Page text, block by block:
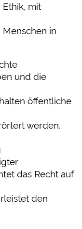
mit
in
und die
öffentliche
werden.
das Recht auf
den